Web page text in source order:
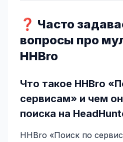
❓ Часто
вопросы про
HHBro
Что такое HHBro
сервисам» и чем
поиска на
HHBro «Поиск по